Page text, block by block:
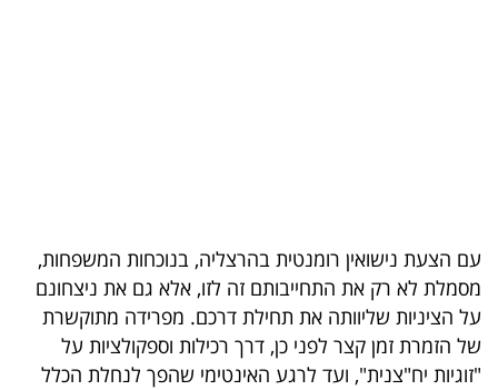
פודקאסט
40
UNDER
עם הצעת נישואין רומנטית בהרצליה, בנוכחות המשפחות,
מסמלת לא רק את התחייבותם זה לזו, אלא גם את ניצחונם
על הציניות שליוותה את תחילת דרכם. מפרידה מתוקשרת
של הזמרת זמן קצר לפני כן, דרך רכילות וספקולציות על
"זוגיות יח"צנית", ועד לרגע האינטימי שהפך לנחלת הכלל